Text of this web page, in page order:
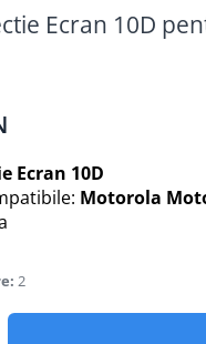
Ecran 10D
Ecran 10D
Motorola
2